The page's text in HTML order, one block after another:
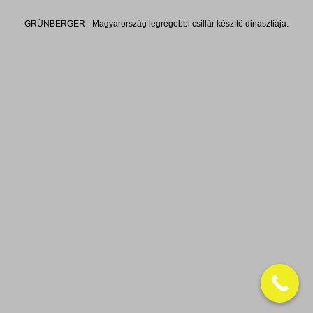
GRÜNBERGER - Magyarország legrégebbi csillár készítő dinasztiája.